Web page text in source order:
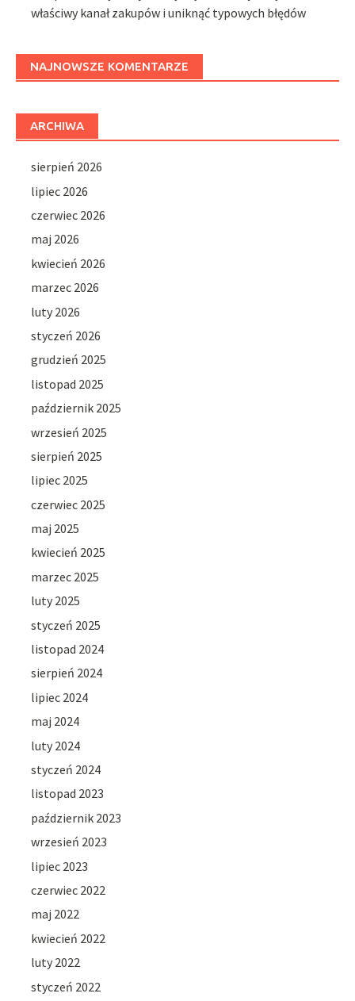
właściwy kanał zakupów i uniknąć typowych błędów
NAJNOWSZE KOMENTARZE
ARCHIWA
sierpień 2026
lipiec 2026
czerwiec 2026
maj 2026
kwiecień 2026
marzec 2026
luty 2026
styczeń 2026
grudzień 2025
listopad 2025
październik 2025
wrzesień 2025
sierpień 2025
lipiec 2025
czerwiec 2025
maj 2025
kwiecień 2025
marzec 2025
luty 2025
styczeń 2025
listopad 2024
sierpień 2024
lipiec 2024
maj 2024
luty 2024
styczeń 2024
listopad 2023
październik 2023
wrzesień 2023
lipiec 2023
czerwiec 2022
maj 2022
kwiecień 2022
luty 2022
styczeń 2022